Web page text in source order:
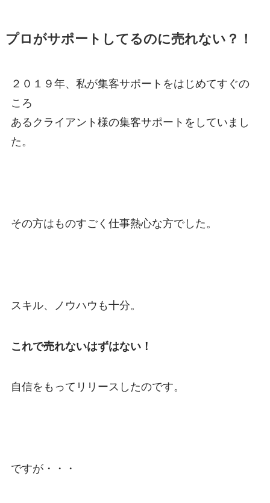
プロがサポートしてるのに売れない？！
２０１９年、私が集客サポートをはじめてすぐの
ころ
あるクライアント様の集客サポートをしていまし
た。
その方はものすごく 仕事熱心な方でした。
スキル、ノウハウも十分。
これで売れないはずはない！
自信をもってリリースしたのです。
ですが・・・